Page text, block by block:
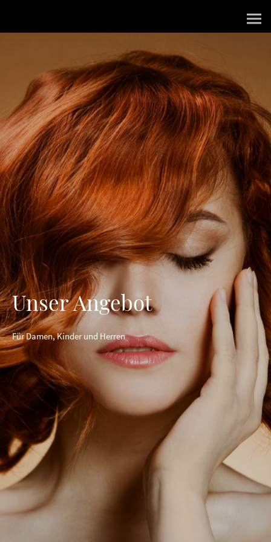
Unser Angebot
Für Damen, Kinder und Herren